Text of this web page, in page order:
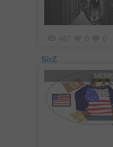
467
SirZ
MEME